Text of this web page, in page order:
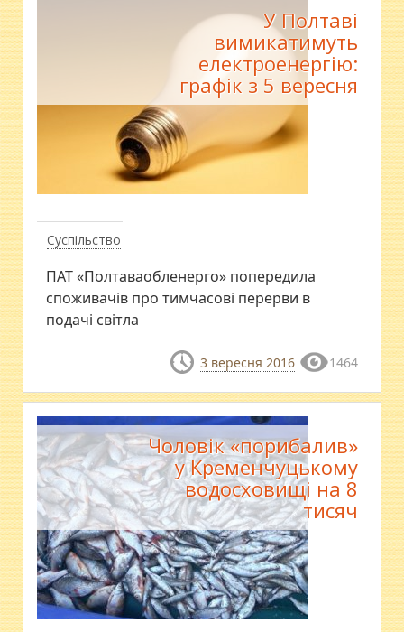
Суспільство
У Полтаві
вимикатимуть
електроенергію:
графік з 5 вересня
ПАТ «Полтаваобленерго» попередила
споживачів про тимчасові перерви в
подачі світла
3 вересня 2016 1464
Чоловік «порибалив»
у Кременчуцькому
водосховищі на 8
тисяч